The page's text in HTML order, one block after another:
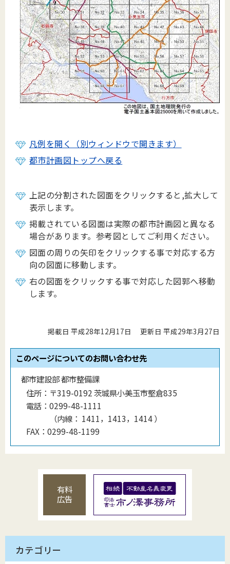
凡例を開く（別ウィンドウで開きます）
都市計画図トップへ戻る
上記の分割された図面をクリックすると,拡大して
表示します。
掲載されている図面は実際の都市計画図と異なる
場合があります。参考図としてご利用ください。
図面の周りの矢印をクリックする事で対応する方
向の図面に移動します。
右の図面をクリックする事で対応した図郭へ移動
します。
掲載日 平成28年12月17日 更新日 平成29年3月27日
このページについてのお問い合わせ先
都市建設部 都市整備課
住所： 〒319-0192 茨城県小美玉市堅倉835
電話： 0299-48-1111
（内線 ： 1411，1413，1414）
FAX： 0299-48-1199
有料
広告
カテゴリー